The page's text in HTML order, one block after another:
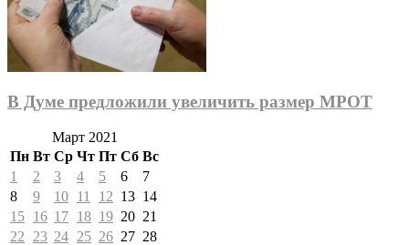
В Думе предложили увеличить размер МРОТ
Март 2021
Пн Вт Ср Чт Пт Сб Вс
1
2 3 4 5 6
7
8
9 10 11 12 13 14
15 16 17 18 19 20 21
22
23 24 25 26 27 28